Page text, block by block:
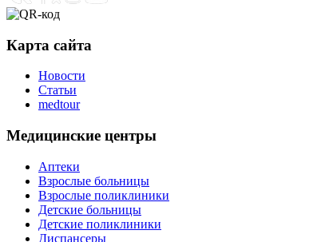
Карта сайта
Новости
Статьи
medtour
Медицинские центры
Аптеки
Взрослые больницы
Взрослые поликлиники
Детские больницы
Детские поликлиники
Диспансеры